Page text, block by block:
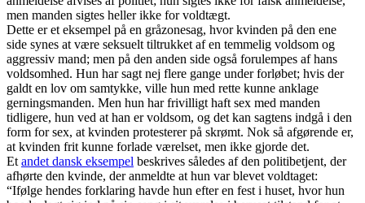
men manden sigtes heller ikke for voldtægt.
Dette er et eksempel på en gråzonesag, hvor kvinden på den ene
side synes at være seksuelt tiltrukket af en temmelig voldsom og
aggressiv mand; men på den anden side også forulempes af hans
voldsomhed. Hun har sagt nej flere gange under forløbet; hvis der
galdt en lov om samtykke, ville hun med rette kunne anklage
gerningsmanden. Men hun har frivilligt haft sex med manden
tidligere, hun ved at han er voldsom, og det kan sagtens indgå i den
form for sex, at kvinden protesterer på skrømt. Nok så afgørende er,
at kvinden frit kunne forlade værelset, men ikke gjorde det.
Et andet dansk eksempel beskrives således af den politibetjent, der
afhørte den kvinde, der anmeldte at hun var blevet voldtaget:
“Ifølge hendes forklaring havde hun efter en fest i huset, hvor hun